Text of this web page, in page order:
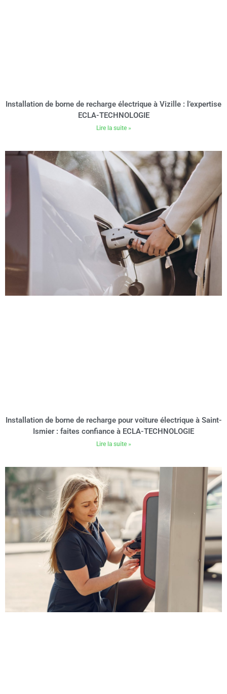
Installation de borne de recharge électrique à Vizille : l’expertise
ECLA-TECHNOLOGIE
Lire la suite »
Installation de borne de recharge pour voiture électrique à Saint-
Ismier : faites confiance à ECLA-TECHNOLOGIE
Lire la suite »